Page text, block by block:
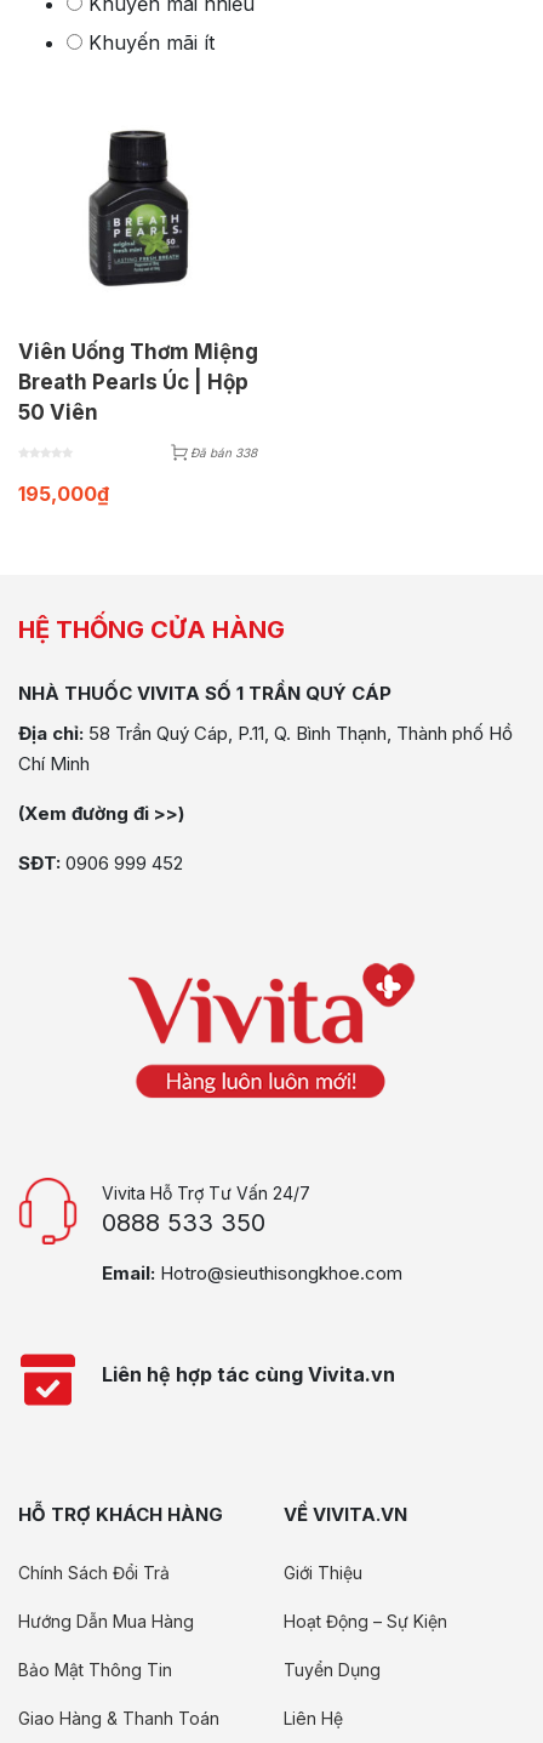
Khuyến mãi ít
Viên Uống Thơm Miệng
Breath Pearls Úc | Hộp
50 Viên
Đã bán 338
195,000₫
HỆ THỐNG CỬA HÀNG
NHÀ THUỐC VIVITA SỐ 1 TRẦN QUÝ CÁP
Địa chỉ: 58 Trần Quý Cáp, P.11, Q. Bình Thạnh, Thành phố Hồ
Chí Minh
(Xem đường đi >>)
SĐT: 0906 999 452
Vivita Hỗ Trợ Tư Vấn 24/7
0888 533 350
Email: Hotro@sieuthisongkhoe.com
Liên hệ hợp tác cùng Vivita.vn
HỖ TRỢ KHÁCH HÀNG
Chính Sách Đổi Trả
Hướng Dẫn Mua Hàng
Bảo Mật Thông Tin
Giao Hàng & Thanh Toán
VỀ VIVITA.VN
Giới Thiệu
Hoạt Động – Sự Kiện
Tuyển Dụng
Liên Hệ